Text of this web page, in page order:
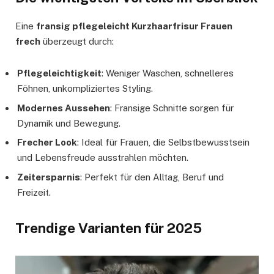
Eine fransig pflegeleicht Kurzhaarfrisur Frauen
frech überzeugt durch:
Pflegeleichtigkeit: Weniger Waschen, schnelleres
Föhnen, unkompliziertes Styling.
Modernes Aussehen: Fransige Schnitte sorgen für
Dynamik und Bewegung.
Frecher Look: Ideal für Frauen, die Selbstbewusstsein
und Lebensfreude ausstrahlen möchten.
Zeitersparnis: Perfekt für den Alltag, Beruf und
Freizeit.
Trendige Varianten für 2025